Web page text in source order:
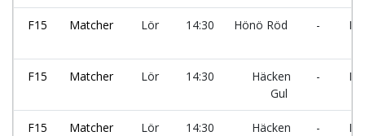
F15 Matcher Lör 14:30 Hönö Röd -
F15 Matcher Lör 14:30
Häcken
Gul
-
F15 Matcher Lör 14:30
Häcken
-